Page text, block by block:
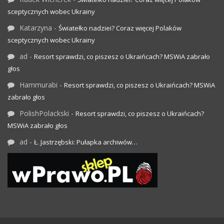
sceptycznych wobec Ukrainy
Katarzyna - Światełko nadziei? Coraz więcej Polaków
sceptycznych wobec Ukrainy
ad - Resort sprawdzi, co piszesz o Ukraińcach? MSWiA zabrało
głos
Hammurabi - Resort sprawdzi, co piszesz o Ukraińcach? MSWiA
zabrało głos
PolishPolackski - Resort sprawdzi, co piszesz o Ukraińcach?
MSWiA zabrało głos
ad - Ł. Jastrzębski: Pułapka archiwów…